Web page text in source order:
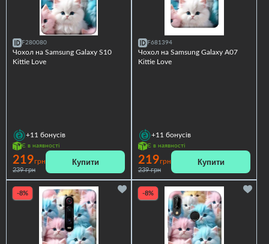
F280080
Чохол на Samsung Galaxy S10
Kittie Love
+11 бонусів
Є в наявності
219грн
239 грн
Купити
F681394
Чохол на Samsung Galaxy A07
Kittie Love
+11 бонусів
Є в наявності
219грн
239 грн
Купити
-8% -8%